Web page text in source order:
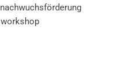
nachwuchsförderung
workshop